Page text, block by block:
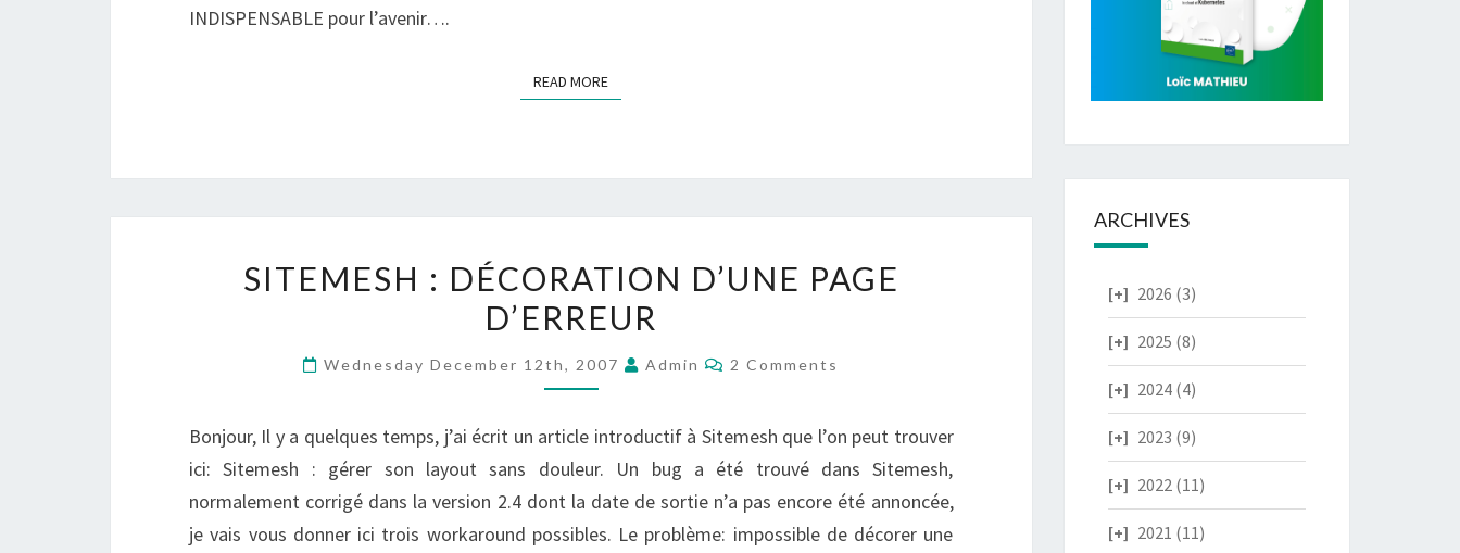
INDISPENSABLE pour l’avenir….
READ MOREREAD MORE
:
DÉCORATION
PAGE
SITEMESH : DÉCORATION D’UNE PAGE
D’ERREUR
Wednesday December 12th, 2007 Admin Comments
2 Comments
Bonjour, Il y a quelques temps, j’ai écrit un article introductif à Sitemesh que l’on peut trouver
ici: Sitemesh : gérer son layout sans douleur. Un bug a été trouvé dans Sitemesh,
normalement corrigé dans la version 2.4 dont la date de sortie n’a pas encore été annoncée,
je vais vous donner ici trois workaround possibles. Le problème: impossible de décorer une
ARCHIVES
2026 (3)
2025 (8)
2024(4)
2023 (9)
2022 (11)
2021 (11)